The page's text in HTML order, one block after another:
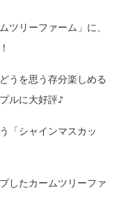
ツリーファーム」 に、
うを思う存分楽しめる
ルに大好評♪
「シャインマスカッ
したカームツリーファ